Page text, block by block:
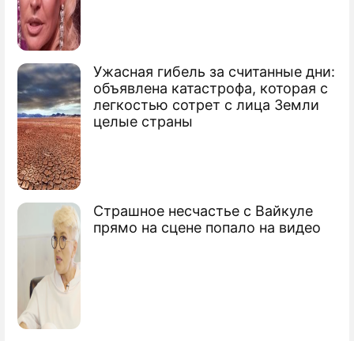
Ужасная гибель за считанные дни:
объявлена катастрофа, которая с
легкостью сотрет с лица Земли
целые страны
Страшное несчастье с Вайкуле
прямо на сцене попало на видео
Чудо-вратарь лишил Месси гола (видео)
Месси обозвал тренера "Реала"
марионеткой
Игроки "Реала" требуют отставки
Моуринью
Сюжеты
Футбол